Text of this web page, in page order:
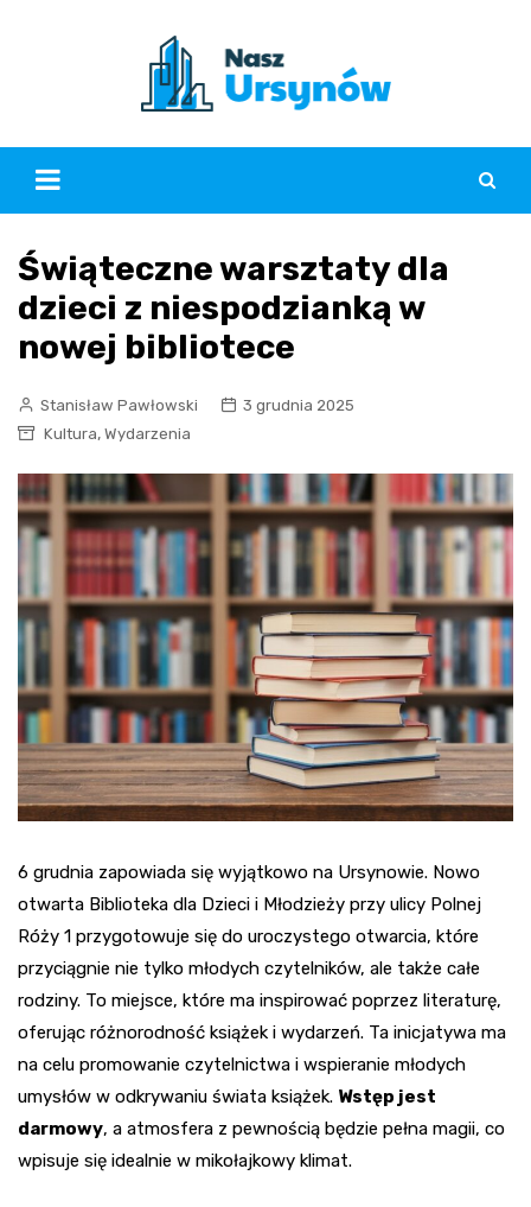
Świąteczne warsztaty dla
dzieci z niespodzianką w
nowej bibliotece
Stanisław Pawłowski
3 grudnia 2025
Kultura, Wydarzenia
6 grudnia zapowiada się wyjątkowo na Ursynowie. Nowo
otwarta Biblioteka dla Dzieci i Młodzieży przy ulicy Polnej
Róży 1 przygotowuje się do uroczystego otwarcia, które
przyciągnie nie tylko młodych czytelników, ale także całe
rodziny. To miejsce, które ma inspirować poprzez literaturę,
oferując różnorodność książek i wydarzeń. Ta inicjatywa ma
na celu promowanie czytelnictwa i wspieranie młodych
umysłów w odkrywaniu świata książek. Wstęp jest
darmowy, a atmosfera z pewnością będzie pełna magii, co
wpisuje się idealnie w mikołajkowy klimat.